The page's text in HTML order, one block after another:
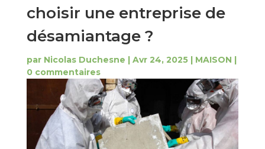
choisir une entreprise de
désamiantage ?
par Nicolas Duchesne | Avr 24, 2025| MAISON |
0 commentaires